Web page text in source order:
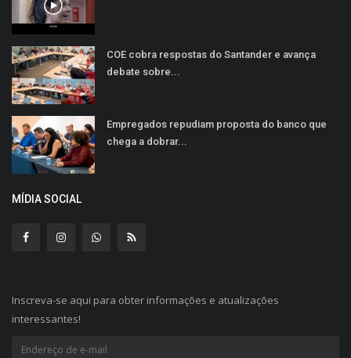
COE cobra respostas do Santander e avança
debate sobre...
Empregados repudiam proposta do banco que
chega a dobrar...
MÍDIA SOCIAL
Inscreva-se aqui para obter informações e atualizações
interessantes!